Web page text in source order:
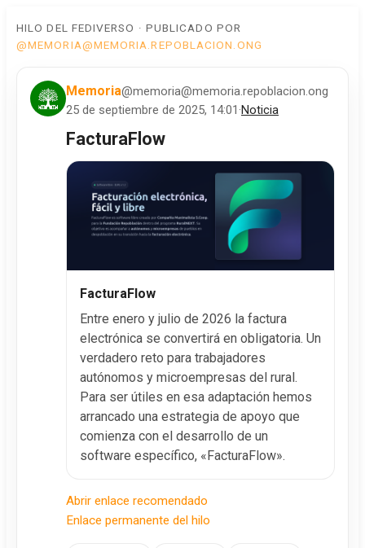
HILO DEL FEDIVERSO · PUBLICADO POR
@MEMORIA@MEMORIA.REPOBLACION.ONG
Memoria@memoria@memoria.repoblacion.ong
25 de septiembre de 2025, 14:01 ·Noticia
FacturaFlow
FacturaFlow
Entre enero y julio de 2026 la factura
electrónica se convertirá en obligatoria. Un
verdadero reto para trabajadores
autónomos y microempresas del rural.
Para ser útiles en esa adaptación hemos
arrancado una estrategia de apoyo que
comienza con el desarrollo de un
software específico, «FacturaFlow».
Abrir enlace recomendado
Enlace permanente del hilo